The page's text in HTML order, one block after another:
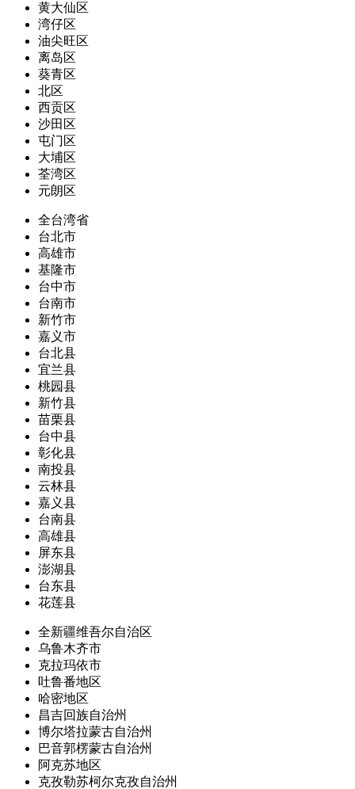
黄大仙区
湾仔区
油尖旺区
离岛区
葵青区
北区
西贡区
沙田区
屯门区
大埔区
荃湾区
元朗区
全台湾省
台北市
高雄市
基隆市
台中市
台南市
新竹市
嘉义市
台北县
宜兰县
桃园县
新竹县
苗栗县
台中县
彰化县
南投县
云林县
嘉义县
台南县
高雄县
屏东县
澎湖县
台东县
花莲县
全新疆维吾尔自治区
乌鲁木齐市
克拉玛依市
吐鲁番地区
哈密地区
昌吉回族自治州
博尔塔拉蒙古自治州
巴音郭楞蒙古自治州
阿克苏地区
克孜勒苏柯尔克孜自治州